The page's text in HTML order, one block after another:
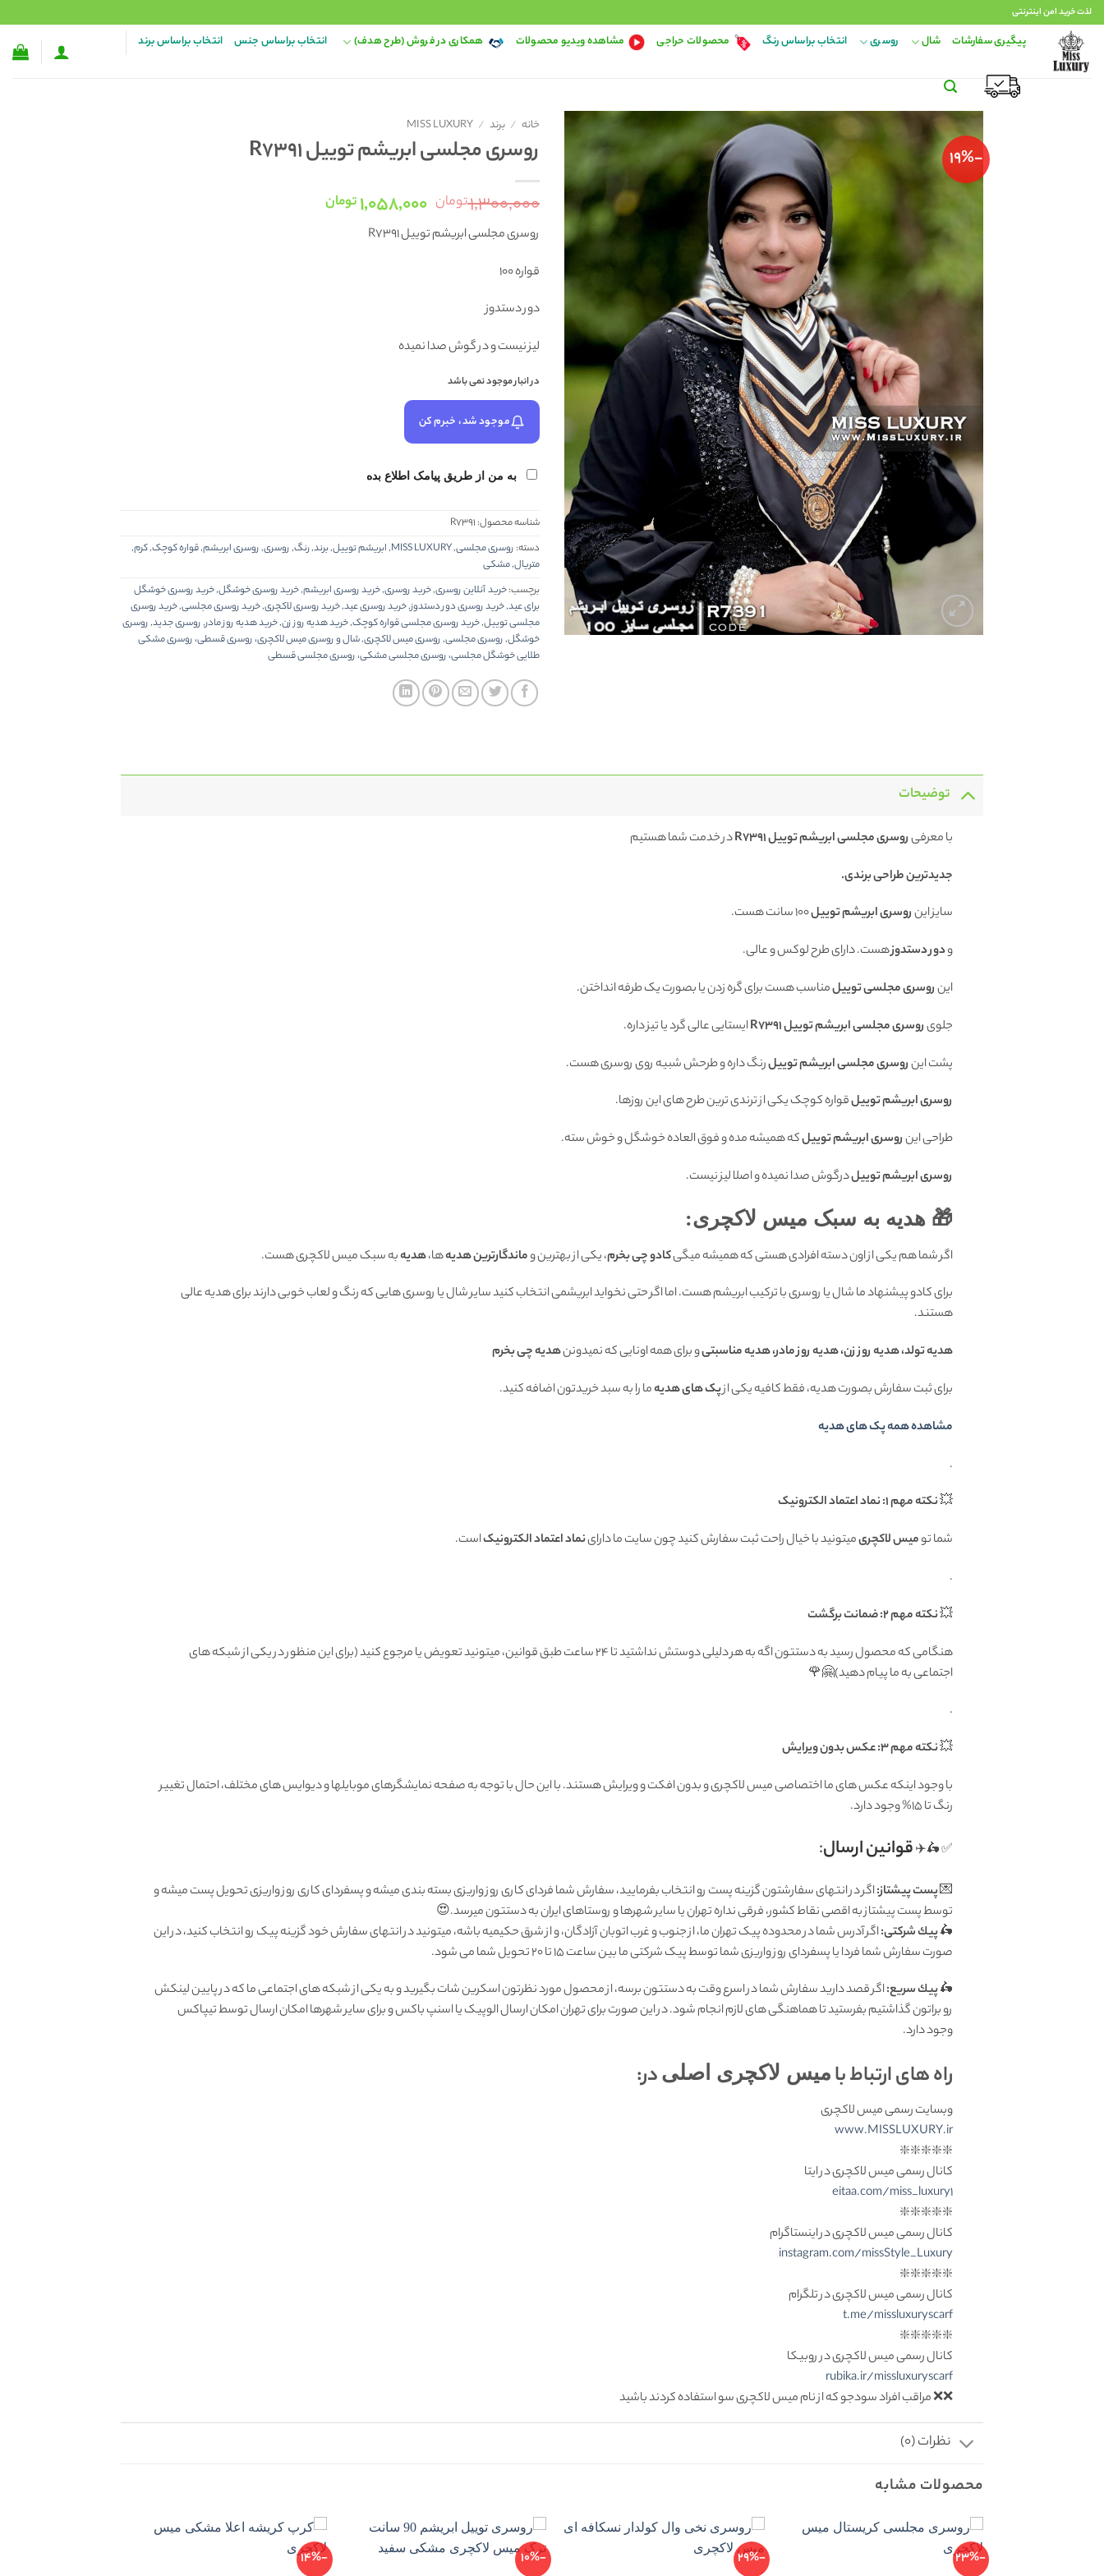
Skip
to
content
لذت خرید امن اینترنتی
پیگیری سفارشات شال روسری انتخاب براساس رنگ محصولات حراجی مشاهده ویدیو محصولات همکاری در فروش (طرح هدف) انتخاب براساس جنس انتخاب براساس برند
-19%
خانه / برند /
MISS LUXURY
روسری مجلسی ابریشم توییل R7391
۱,۳۰۰,۰۰۰تومان قیمت
اصلی:
۱,۰۵۸,۰۰۰تومانقیمت
روسری مجلسی ابریشم توییل R7391
قواره 100
دور دستدوز
لیز نیست و در گوش صدا نمیده
در انبار موجود نمی باشد
موجود شد، خبرم کن
به من از طریق پیامک اطلاع بده
شناسه محصول: R7391
دسته: روسری مجلسی,
MISS LUXURY
,ابریشم توییل,برند,رنگ,روسری,روسری ابریشم,قواره کوچک,کرم,
متریال,مشکی
برچسب:خرید آنلاین روسری,خرید روسری,خرید روسری ابریشم,خرید روسری خوشگل,خرید روسری خوشگل
برای عید,خرید روسری دور دستدوز,خرید روسری عید,خرید روسری لاکچری,خرید روسری مجلسی,خرید روسری
مجلسی توییل,خرید روسری مجلسی قواره کوچک,خرید هدیه روز زن,خرید هدیه روز مادر,روسری جدید,روسری
خوشگل,روسری مجلسی,روسری میس لاکچری,شال و روسری میس لاکچری، روسری قسطی، روسری مشکی
طلایی خوشگل مجلسی، روسری مجلسی مشکی، روسری مجلسی قسطی
توضیحات
با معرفیروسریمجلسی ابریشم توییل R7391
در خدمت شما هستیم
جدیدترین طراحی برندی.
سایز اینروسری ابریشم توییل100 سانت هست.
ودور دستدوزهست. دارای طرح لوکس و عالی.
اینروسری مجلسی توییلمناسب هست برای گره زدن یا بصورت یک طرفه انداختن.
جلویروسریمجلسی ابریشم توییل R7391
ایستایی عالی گرد یا تیز داره.
پشت اینروسری مجلسی ابریشم توییلرنگ داره و طرحش شبیه روی روسری هست.
روسری ابریشم توییلقواره کوچک یکی از ترندی ترین طرح های این روزها.
طراحی اینروسری ابریشم توییلکه همیشه مده و فوق العاده خوشگل و خوش سته.
روسری ابریشم توییلدرگوش صدا نمیده و اصلا لیز نیست.
🎁 هدیه به سبک میس لاکچری:
اگر شما هم یکی از اون دسته افرادی هستی که همیشه میگیکادو چی بخرم، یکی از بهترین وماندگارترین هدیهها،هدیهبه سبک میس لاکچری هست.
برای کادو پیشنهاد ما شال یا روسری با ترکیب ابریشم هست. اما اگر حتی نخواید ابریشمی انتخاب کنید سایر شال یا روسری هایی که رنگ و لعاب خوبی دارند برای هدیه عالی
هستند.
هدیه تولد، هدیه روز زن، هدیه روز مادر، هدیه مناسبتیو برای همه اونایی که نمیدوننهدیه چی بخرم
برای ثبت سفارش بصورت هدیه، فقط کافیه یکی ازپک های هدیهما را به سبد خریدتون اضافه کنید.
مشاهده همه پک های هدیه
.
💥نکته مهم 1: نماد اعتماد الکترونیک
شما تومیس لاکچریمیتونید با خیال راحت ثبت سفارش کنید چون سایت ما داراینماد اعتماد الکترونیکاست.
.
💥نکته مهم 2: ضمانت برگشت
هنگامی که محصول رسید به دستتون اگه به هر دلیلی دوستش نداشتید تا ۲۴ ساعت طبق قوانین، میتونید تعویض یا مرجوع کنید (برای این منظور در یکی از شبکه های
اجتماعی به ما پیام دهید)🤗🌹
.
💥نکته مهم 3: عکس بدون ویرایش
با وجود اینکه عکس های ما اختصاصی میس لاکچری و بدون افکت و ویرایش هستند. با این حال با توجه به صفحه نمایشگرهای موبایلها و دیوایس های مختلف، احتمال تغییر
رنگ تا 15% وجود دارد.
✅ 🛵✈️قوانين ارسال:
💌پست پیشتاز:اگر در انتهای سفارشتون گزینه پست رو انتخاب بفرمایید، سفارش شما فردای کاری روز واریزی بسته بندی میشه و پسفردای کاری روز واریزی تحویل پست میشه و
توسط پست پیشتاز به اقصی نقاط کشور، فرقی نداره تهران یا سایر شهرها و روستاهای ایران به دستتون میرسد.😍
🛵پيك شرکتی:اگر آدرس شما در محدوده پیک تهران ما، از جنوب و غرب اتوبان آزادگان، و از شرق حکیمیه باشه، میتونید در انتهای سفارش خود گزینه پیک رو انتخاب کنید، در این
صورت سفارش شما فردا یا پسفردای روز واريزى شما توسط پیک شرکتی ما بين ساعت ۱۵ تا ٢٠ تحويل شما مى شود.
🛵پيك سریع:اگر قصد دارید سفارش شما در اسرع وقت به دستتون برسه، از محصول مورد نظرتون اسکرین شات بگیرید و به یکی از شبکه های اجتماعی ما که در پایین لینکش
رو براتون گذاشتیم بفرستید تا هماهنگی های لازم انجام شود. در این صورت برای تهران امکان ارسال الوپیک یا اسنپ باکس و برای سایر شهرها امکان ارسال توسط تیپاکس
وجود دارد.
راه های ارتباط با میس لاکچری اصلی در:
وبسایت رسمی میس لاکچری
www.MISSLUXURY.ir
❇️❇️❇️❇️❇️
کانال رسمی میس لاکچری در ایتا
eitaa.com/miss_luxury1
❇️❇️❇️❇️❇️
کانال رسمی میس لاکچری در اینستاگرام
instagram.com/missStyle_Luxury
❇️❇️❇️❇️❇️
کانال رسمی میس لاکچری در تلگرام
t.me/missluxuryscarf
❇️❇️❇️❇️❇️
کانال رسمی میس لاکچری در روبیکا
rubika.ir/missluxuryscarf
❌❌ مراقب افراد سودجو که از نام میس لاکچری سو استفاده کردند باشید
نظرات (0)
محصولات مشابه
-23%
-29%
-10%
-14%